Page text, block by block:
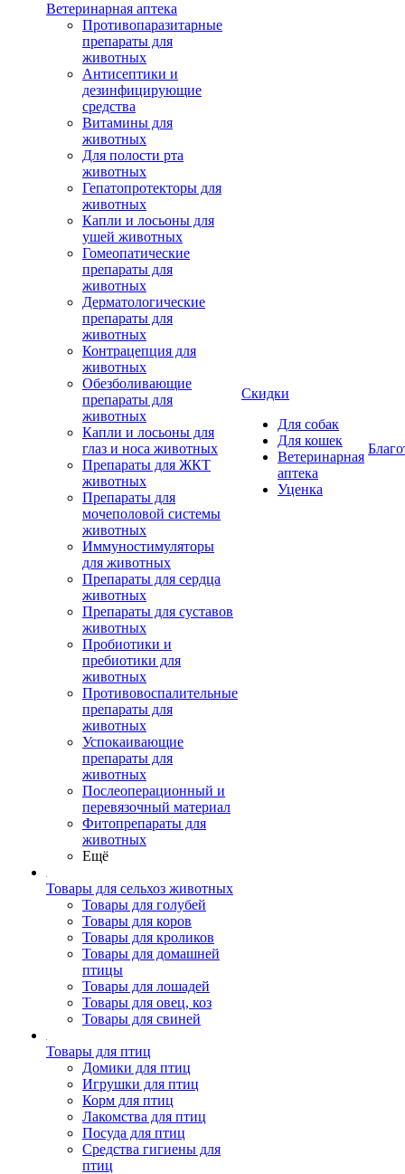
Ветеринарная аптека
Противопаразитарные
препараты для
животных
Антисептики и
дезинфицирующие
средства
Витамины для
животных
Для полости рта
животных
Гепатопротекторы для
животных
Капли и лосьоны для
ушей животных
Гомеопатические
препараты для
животных
Дерматологические
препараты для
животных
Контрацепция для
животных
Обезболивающие
препараты для
животных
Капли и лосьоны для
глаз и носа животных
Препараты для ЖКТ
животных
Препараты для
мочеполовой системы
животных
Иммуностимуляторы
для животных
Препараты для сердца
животных
Препараты для суставов
животных
Пробиотики и
пребиотики для
животных
Противовоспалительные
препараты для
животных
Успокаивающие
препараты для
животных
Послеоперационный и
перевязочный материал
Фитопрепараты для
животных
Ещё
Товары для сельхоз животных
Товары для голубей
Товары для коров
Товары для кроликов
Товары для домашней
птицы
Товары для лошадей
Товары для овец, коз
Товары для свиней
Товары для птиц
Домики для птиц
Игрушки для птиц
Корм для птиц
Лакомства для птиц
Посуда для птиц
Средства гигиены для
птиц
Скидки
Для собак
Для кошек
Ветеринарная
аптека
Уценка